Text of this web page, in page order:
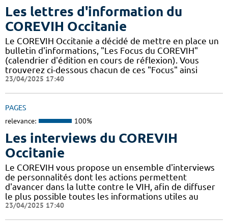
Les lettres d'information du
COREVIH Occitanie
Le COREVIH Occitanie a décidé de mettre en place un
bulletin d'informations, "Les Focus du COREVIH"
(calendrier d'édition en cours de réflexion). Vous
trouverez ci-dessous chacun de ces "Focus" ainsi
23/04/2025 17:40
PAGES
relevance: 100%
Les interviews du COREVIH
Occitanie
Le COREVIH vous propose un ensemble d'interviews
de personnalités dont les actions permettent
d'avancer dans la lutte contre le VIH, afin de diffuser
le plus possible toutes les informations utiles au
23/04/2025 17:40